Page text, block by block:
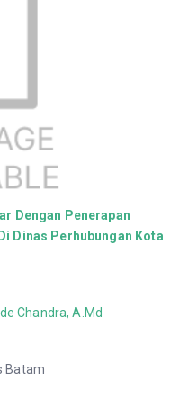
Dengan Penerapan
Dinas Perhubungan Kota
Chandra, A.Md
Batam